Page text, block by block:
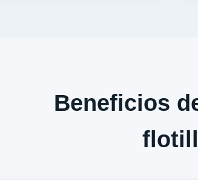
Beneficios